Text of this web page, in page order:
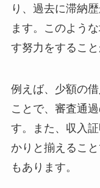
り、過去に滞納
ます。このよう
す努力をすること
例えば、少額の
ことで、審査通
す。また、収入
かりと揃えるこ
もあります。